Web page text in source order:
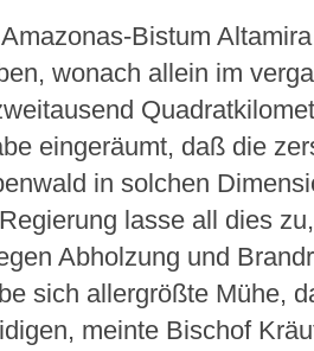
Bistum
wonach allein im
eingeräumt, daß die
in solchen
Regierung lasse all dies
Abholzung und
sich allergrößte Mühe,
meinte Bischof